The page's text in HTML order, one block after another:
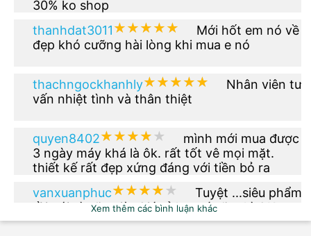
30% ko shop
thanhdat3011★★★★★
★★★★★
Mới hốt em nó về
đẹp khó cưỡng hài lòng khi mua e nó
thachngockhanhly★★★★★
★★★★★
Nhân viên tư
vấn nhiệt tình và thân thiệt
quyen8402★★★★★
★★★★★
mình mới mua được
3 ngày máy khá là ôk. rất tốt vê mọi mặt.
thiết kế rất đẹp xứng đáng với tiền bỏ ra
vanxuanphuc★★★★★
★★★★★
Tuyệt ...siêu phẩm
rồi nói gì nữa giờ. Giá rẻ hơn tí nữa thì OK.
Xem thêm các bình luận khác